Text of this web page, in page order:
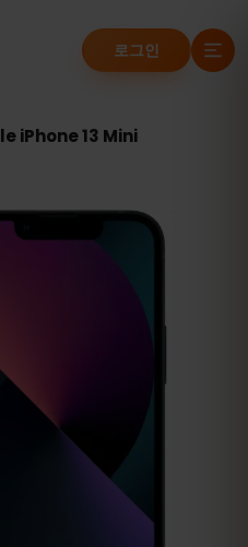
로그인
iPhone 13 Mini